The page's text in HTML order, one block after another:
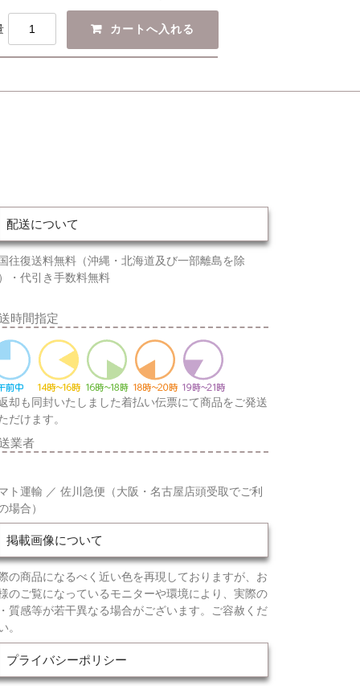
配送について
往復送料無料（沖縄・北海道及び一部離島を除
・代引き手数料無料
時間指定
却も同封いたしました着払い伝票にて商品をご発送
だけます。
業者
ト運輸 ／ 佐川急便（大阪・名古屋店頭受取でご利
場合）
掲載画像について
の商品になるべく近い色を再現しておりますが、お
のご覧になっているモニターや環境により、実際の
質感等が若干異なる場合がございます。ご容赦くだ
。
プライバシーポリシー